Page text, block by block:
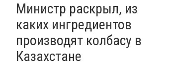
Министр раскрыл, из
каких ингредиентов
производят колбасу в
Казахстане